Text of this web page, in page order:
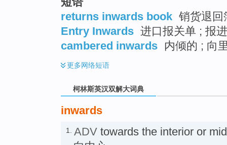
returns inwards book 销货退回
Entry Inwards 进口报关单 ; 报
cambered inwards 内倾的 ; 向
更多网络短语
柯林斯英汉双解大词典
inwards
1. ADV towards the interior or